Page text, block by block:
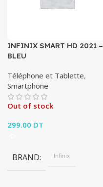
INFINIX SMART HD 2021 –
BLEU
Téléphone et Tablette,
Smartphone
Out of stock
299.00 DT
BRAND Infinix